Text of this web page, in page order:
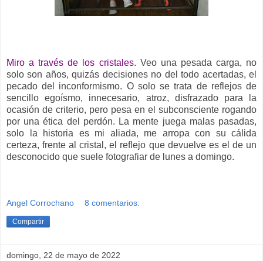
Miro a través de los cristales. Veo una pesada carga, no
solo son años, quizás decisiones no del todo acertadas, el
pecado del inconformismo. O solo se trata de reflejos de
sencillo egoísmo, innecesario, atroz, disfrazado para la
ocasión de criterio, pero pesa en el subconsciente rogando
por una ética del perdón. La mente juega malas pasadas,
solo la historia es mi aliada, me arropa con su cálida
certeza, frente al cristal, el reflejo que devuelve es el de un
desconocido que suele fotografiar de lunes a domingo.
Angel Corrochano 8 comentarios:
Compartir
domingo, 22 de mayo de 2022